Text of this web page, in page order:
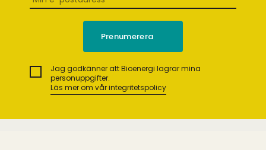
Jag godkänner att Bioenergi lagrar mina
personuppgifter.
Läs mer om vår integritetspolicy